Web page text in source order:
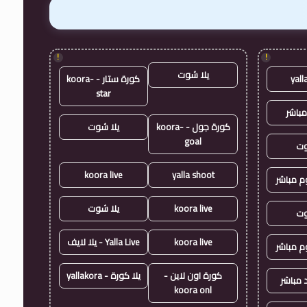
!
مباشر
مباشر
مباشر
!
يلا شوت
كورة ستار - koora-
star
كورة جول - koora-
goal
يلا شوت
yalla shoot
koora live
koora live يلا شوت
koora live Yalla Live - يلا لايف
كورة اون لاين -
koora onl
يلا كورة - yallakora